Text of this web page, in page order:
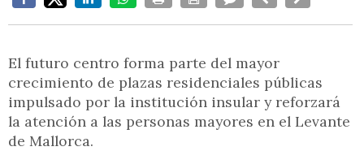
El futuro centro forma parte del mayor
crecimiento de plazas residenciales públicas
impulsado por la institución insular y reforzará
la atención a las personas mayores en el Levante
de Mallorca.